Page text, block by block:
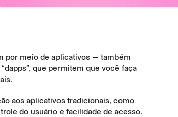
por meio de aplicativos — também
que permitem que você faça
aos aplicativos tradicionais, como
do usuário e facilidade de acesso.